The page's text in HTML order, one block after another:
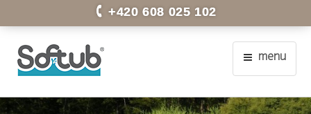
+420 608 025 102
menu